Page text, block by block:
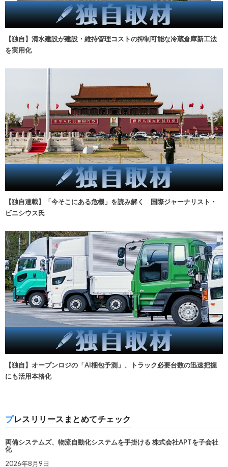
【独自】清水建設が建設・維持管理コストの抑制可能な冷蔵倉庫新工法
を実用化
【独自連載】「今そこにある危機」を読み解く 国際ジャーナリスト・
ビニシウス氏
【独自】オープンロジの「AI梱包予測」、トラック必要台数の迅速把握
にも活用本格化
プレスリリースまとめてチェック
両備システムズ、物流自動化システムを手掛ける 株式会社APTを子会社
化
2026年8月9日